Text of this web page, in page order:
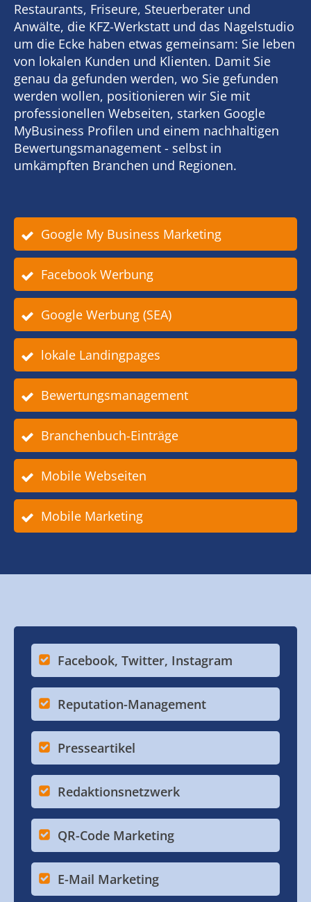
Restaurants, Friseure, Steuerberater und
Anwälte, die KFZ-Werkstatt und das Nagelstudio
um die Ecke haben etwas gemeinsam: Sie leben
von lokalen Kunden und Klienten. Damit Sie
genau da gefunden werden, wo Sie gefunden
werden wollen, positionieren wir Sie mit
professionellen Webseiten, starken Google
MyBusiness Profilen und einem nachhaltigen
Bewertungsmanagement - selbst in
umkämpften Branchen und Regionen.
Google My Business Marketing
Facebook Werbung
Google Werbung (SEA)
lokale Landingpages
Bewertungsmanagement
Branchenbuch-Einträge
Mobile Webseiten
Mobile Marketing
Facebook, Twitter, Instagram
Reputation-Management
Presseartikel
Redaktionsnetzwerk
QR-Code Marketing
E-Mail Marketing